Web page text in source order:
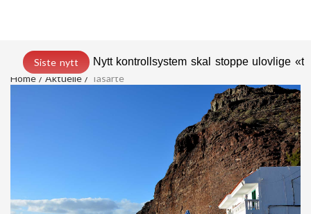
Siste nytt
Nytt kontrollsystem skal stoppe ulovlige
Home
Aktuelle Tasarte